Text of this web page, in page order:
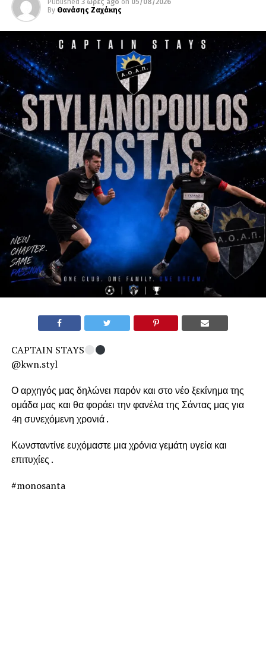
Published 3 ώρες ago on 05/08/2026
By Θανάσης Ζαχάκης
CAPTAIN STAYS
@kwn.styl
Ο αρχηγός μας δηλώνει παρόν και στο νέο ξεκίνημα της
ομάδα μας και θα φοράει την φανέλα της Σάντας μας για
4η συνεχόμενη χρονιά .
Κωνσταντίνε ευχόμαστε μια χρόνια γεμάτη υγεία και
επιτυχίες .
#monosanta